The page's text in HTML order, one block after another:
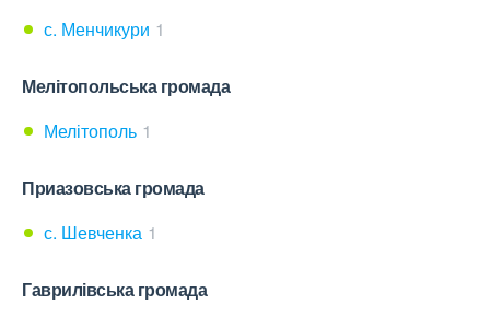
с. Менчикури 1
Мелітопольська громада
Мелітополь 1
Приазовська громада
с. Шевченка 1
Гаврилівська громада